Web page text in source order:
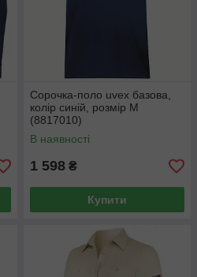
Сорочка-поло uvex базова,
колір синій, розмір М
(8817010)
В наявності
1 598 ₴
Купити